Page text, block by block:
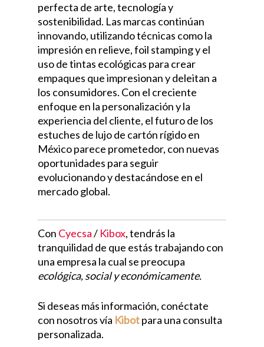
perfecta de arte, tecnología y
sostenibilidad. Las marcas continúan
innovando, utilizando técnicas como la
impresión en relieve, foil stamping y el
uso de tintas ecológicas para crear
empaques que impresionan y deleitan a
los consumidores. Con el creciente
enfoque en la personalización y la
experiencia del cliente, el futuro de los
estuches de lujo de cartón rígido en
México parece prometedor, con nuevas
oportunidades para seguir
evolucionando y destacándose en el
mercado global.
Con Cyecsa/ Kibox, tendrás la
tranquilidad de que estás trabajando con
una empresa la cual se preocupa
ecológica, social y económicamente.
Si deseas más información, conéctate
con nosotros vía Kibotpara una consulta
personalizada.